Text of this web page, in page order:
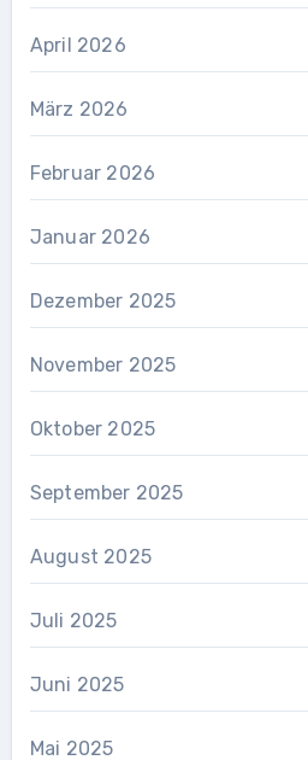
April 2026
März 2026
Februar 2026
Januar 2026
Dezember 2025
November 2025
Oktober 2025
September 2025
August 2025
Juli 2025
Juni 2025
Mai 2025